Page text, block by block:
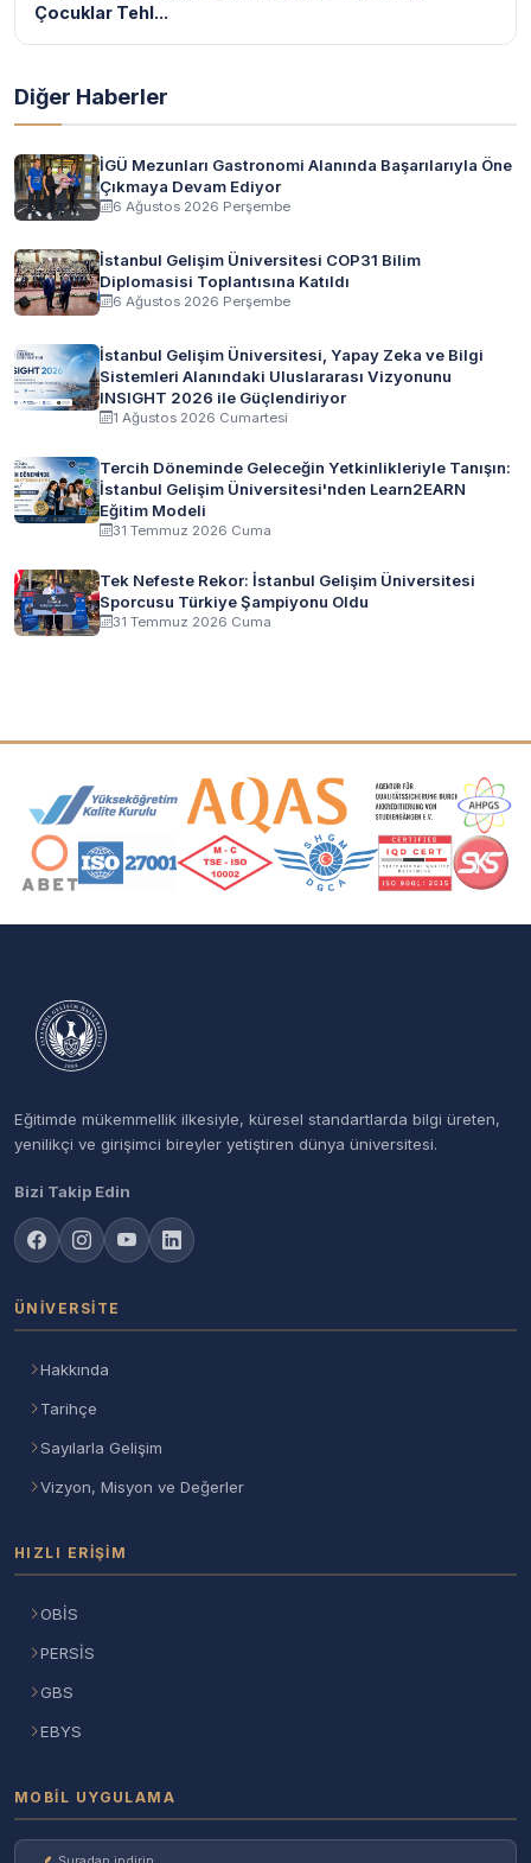
Çocuklar Tehl...
Diğer Haberler
İGÜ Mezunları Gastronomi Alanında Başarılarıyla Öne
Çıkmaya Devam Ediyor
6 Ağustos 2026 Perşembe
İstanbul Gelişim Üniversitesi COP31 Bilim
Diplomasisi Toplantısına Katıldı
6 Ağustos 2026 Perşembe
İstanbul Gelişim Üniversitesi, Yapay Zeka ve Bilgi
Sistemleri Alanındaki Uluslararası Vizyonunu
INSIGHT 2026 ile Güçlendiriyor
1 Ağustos 2026 Cumartesi
Tercih Döneminde Geleceğin Yetkinlikleriyle Tanışın:
İstanbul Gelişim Üniversitesi'nden Learn2EARN
Eğitim Modeli
31 Temmuz 2026 Cuma
Tek Nefeste Rekor: İstanbul Gelişim Üniversitesi
Sporcusu Türkiye Şampiyonu Oldu
31 Temmuz 2026 Cuma
Akreditasyon ve Üyelik Logoları
Eğitimde mükemmellik ilkesiyle, küresel standartlarda bilgi üreten,
yenilikçi ve girişimci bireyler yetiştiren dünya üniversitesi.
Bizi Takip Edin
ÜNIVERSITE
Hakkında
Tarihçe
Sayılarla Gelişim
Vizyon, Misyon ve Değerler
HIZLI ERIŞIM
OBİS
PERSİS
GBS
EBYS
MOBIL UYGULAMA